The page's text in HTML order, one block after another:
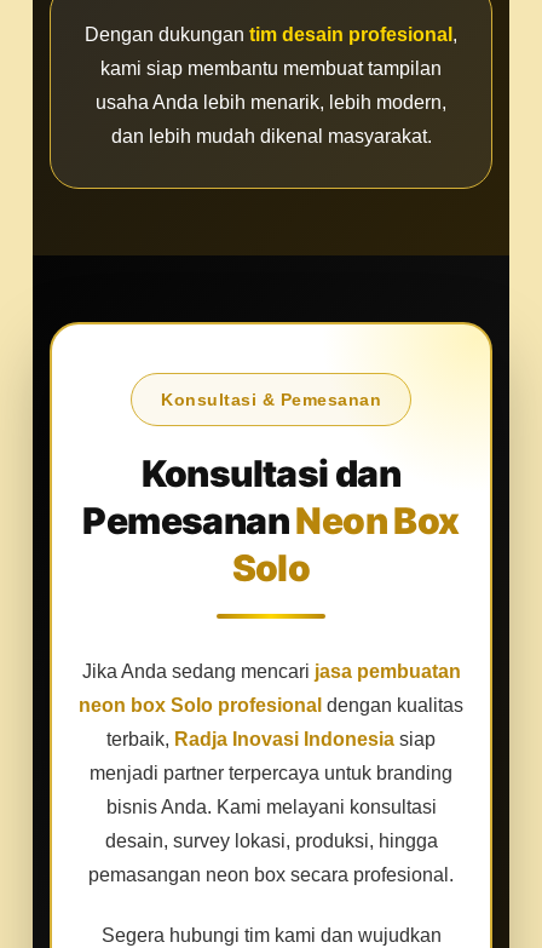
Dengan dukungan tim desain profesional ,
kami siap membantu membuat tampilan
usaha Anda lebih menarik, lebih modern,
dan lebih mudah dikenal masyarakat.
Konsultasi & Pemesanan
Konsultasi dan
PemesananNeon Box
Solo
Jika Anda sedang mencari jasa pembuatan
neon box Solo profesional dengan kualitas
terbaik, Radja Inovasi Indonesia siap
menjadi partner terpercaya untuk branding
bisnis Anda. Kami melayani konsultasi
desain, survey lokasi, produksi, hingga
pemasangan neon box secara profesional.
Segera hubungi tim kami dan wujudkan